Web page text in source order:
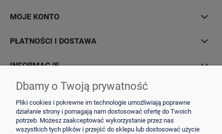
MOJE KONTO
PŁATNOŚCI I DOSTAWA
INFORMACJE
O NAS
Dbamy o Twoją prywatność
Pliki cookies i pokrewne im technologie umożliwiają poprawne
działanie strony i pomagają nam dostosować ofertę do Twoich
potrzeb. Możesz zaakceptować wykorzystanie przez nas
wszystkich tych plików i przejść do sklepu lub dostosować użycie